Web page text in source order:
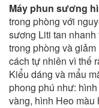
Máy phun sương
trong phòng với
sương Liti tan
trong phòng và
cách tự nhiên vì thế
Kiểu dáng và mẩu
phong phú như:
vàng, hình Heo